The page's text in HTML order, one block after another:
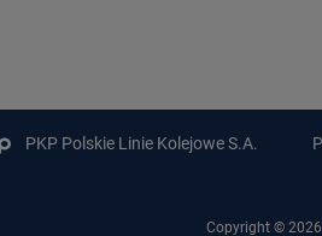
PKP Polskie Linie Kolejowe S.A.
Copyright © 2026